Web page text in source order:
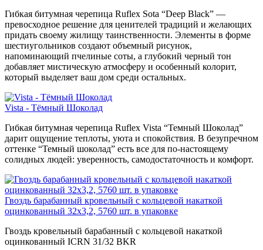
Гибкая битумная черепица Ruflex Sota “Deep Black” —
превосходное решение для ценителей традиций и желающих
придать своему жилищу таинственности. Элементы в форме
шестиугольников создают объемный рисунок,
напоминающий пчелиные соты, а глубокий черный тон
добавляет мистическую атмосферу и особенный колорит,
который выделяет ваш дом среди остальных.
Vista - Тёмный Шоколад
Гибкая битумная черепица Ruflex Vista “Темный Шоколад”
дарит ощущение теплоты, уюта и спокойствия. В безупречном
оттенке “Темный шоколад” есть все для по-настоящему
солидных людей: уверенность, самодостаточность и комфорт.
Гвоздь барабанный кровельный с кольцевой накаткой
оцинкованный 32х3,2, 5760 шт. в упаковке
Гвоздь кровельный барабанный с кольцевой накаткой
оцинкованный ICRN 31/32 BKR